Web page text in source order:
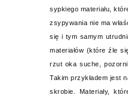
sypkiego materiału,
zsypywania nie ma
się i tym samym
materiałów (które źle
rzut oka suche,
Takim przykładem jest
skrobie. Materiały,